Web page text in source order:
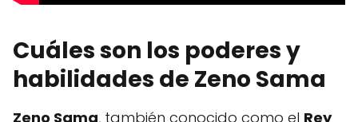
Cuáles son los poderes y
habilidades de Zeno Sama
Zeno Sama, también conocido como el Rey